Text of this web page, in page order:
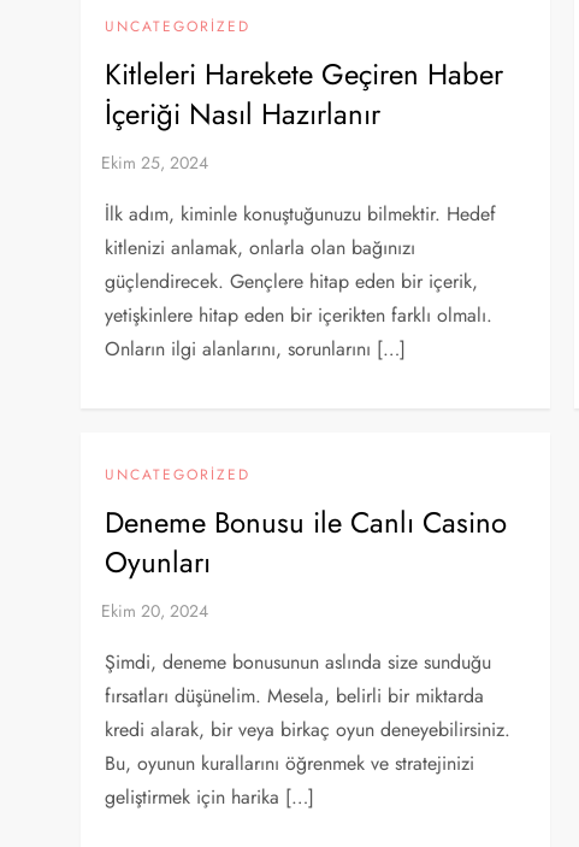
UNCATEGORIZED
Kitleleri Harekete Geçiren Haber
İçeriği Nasıl Hazırlanır
İlk adım, kiminle konuştuğunuzu bilmektir. Hedef
kitlenizi anlamak, onlarla olan bağınızı
güçlendirecek. Gençlere hitap eden bir içerik,
yetişkinlere hitap eden bir içerikten farklı olmalı.
Onların ilgi alanlarını, sorunlarını […]
UNCATEGORIZED
Deneme Bonusu ile Canlı Casino
Oyunları
Şimdi, deneme bonusunun aslında size sunduğu
fırsatları düşünelim. Mesela, belirli bir miktarda
kredi alarak, bir veya birkaç oyun deneyebilirsiniz.
Bu, oyunun kurallarını öğrenmek ve stratejinizi
geliştirmek için harika […]